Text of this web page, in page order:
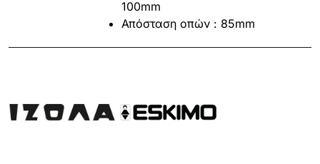
100mm
Απόσταση οπών : 85mm